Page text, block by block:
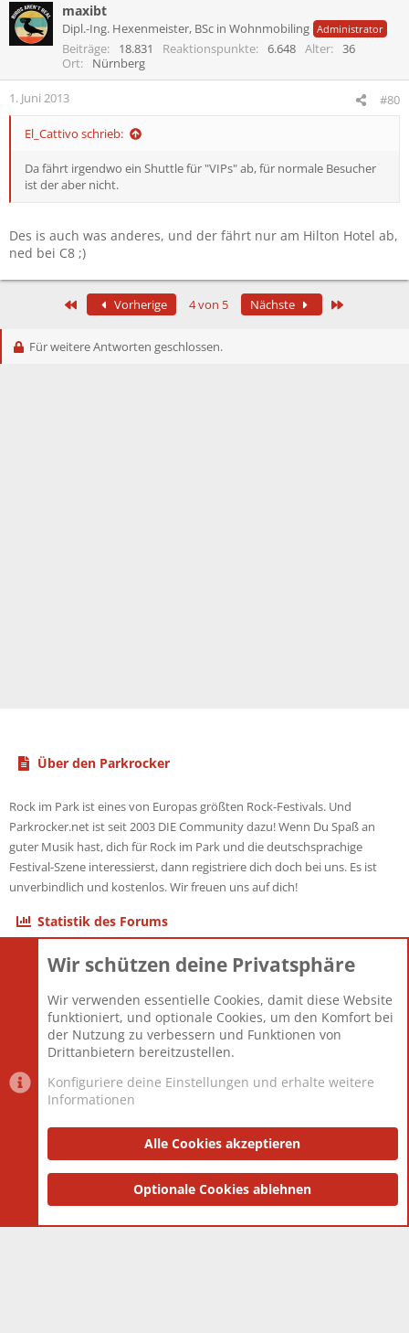
maxibt
Dipl.-Ing. Hexenmeister, BSc in Wohnmobiling Administrator
Beiträge 18.831 Reaktionspunkte 6.648 Alter
36
Ort
Nürnberg
1. Juni 2013 #80
El_Cattivo schrieb:
Da fährt irgendwo ein Shuttle für "VIPs" ab, für normale Besucher
ist der aber nicht.
Des is auch was anderes, und der fährt nur am Hilton Hotel ab,
ned bei C8 ;)
Erste Vorherige 4 von 5 Nächste
Für weitere Antworten geschlossen.
Über den Parkrocker
Rock im Park ist eines von Europas größten Rock-Festivals. Und
Parkrocker.net ist seit 2003 DIE Community dazu! Wenn Du Spaß an
guter Musik hast, dich für Rock im Park und die deutschsprachige
Festival-Szene interessierst, dann registriere dich doch bei uns. Es ist
unverbindlich und kostenlos. Wir freuen uns auf dich!
Statistik des Forums
Themen
Mitglieder
12.425
Neuestes Mitglied
Toddster85
Datenschutzerklärung Impressum
Community platform by XenForo® © 2010-2025 XenForo Ltd.
and add-ons by ThemeHouse
Wir schützen deine Privatsphäre
Wir verwenden essentielle Cookies, damit diese Website
funktioniert, und optionale Cookies, um den Komfort bei
der Nutzung zu verbessern und Funktionen von
Drittanbietern bereitzustellen.
Konfiguriere deine Einstellungen und erhalte weitere
Informationen
Alle Cookies akzeptieren
Optionale Cookies ablehnen